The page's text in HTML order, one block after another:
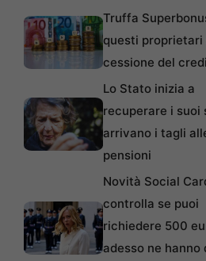
Truffa
questi proprietari
cessione del
Lo Stato inizia a
recuperare i suoi
arrivano i tagli
pensioni
Novità Social
controlla se puoi
richiedere 500
adesso ne hanno